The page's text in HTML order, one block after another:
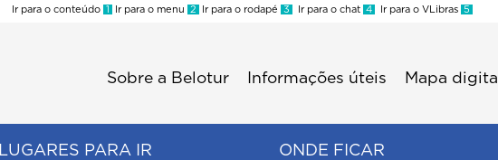
Ir para o conteúdo 1 Ir para o menu 2 Ir para o rodapé 3 Ir para o chat 4 Ir para o VLibras 5
Sobre a Belotur Informações úteis Mapa digital
LUGARES PARA IR ONDE FICAR